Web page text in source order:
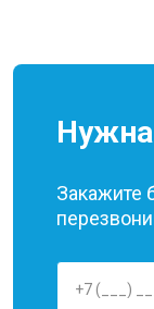
Нужна
Закажите